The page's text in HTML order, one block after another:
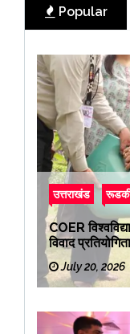
Popular
उत्तराखंड
COER
विवाद प्रतियोगिता
July 20, 2026